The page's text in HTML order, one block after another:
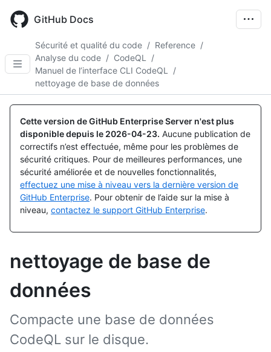
main
GitHub Docs
Sécurité et qualité du code / Reference /
Analyse du code / CodeQL
/
Manuel de l’interface CLI CodeQL
/
nettoyage de base de données
Cette version de GitHub Enterprise Server n'est plus
disponible depuis le 2026-04-23. Aucune publication de
correctifs n’est effectuée, même pour les problèmes de
sécurité critiques. Pour de meilleures performances, une
sécurité améliorée et de nouvelles fonctionnalités,
effectuez une mise à niveau vers la dernière version de
GitHub Enterprise. Pour obtenir de l’aide sur la mise à
niveau, contactez le support GitHub Enterprise.
nettoyage de base de
données
Compacte une base de données
CodeQL sur le disque.